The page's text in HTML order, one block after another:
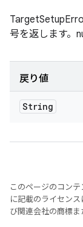
号を返します。
戻り値
String
このページのコンテ
に記載のライセン
び関連会社の商標ま